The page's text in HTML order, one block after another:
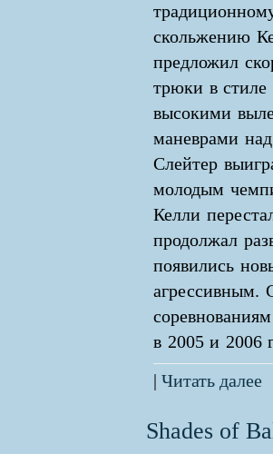
скольжению
предложил
трюки в стиле
высокими
маневрами
Слейтер
молодым
Келли
продолжал
появились
агрессивным.
в 2005 и 2006
|Читать далее
Shades of